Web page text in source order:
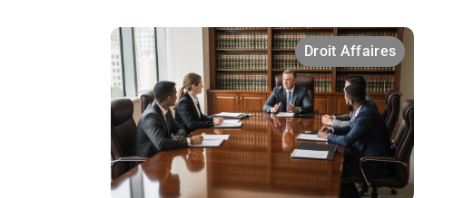
Droit Affaires